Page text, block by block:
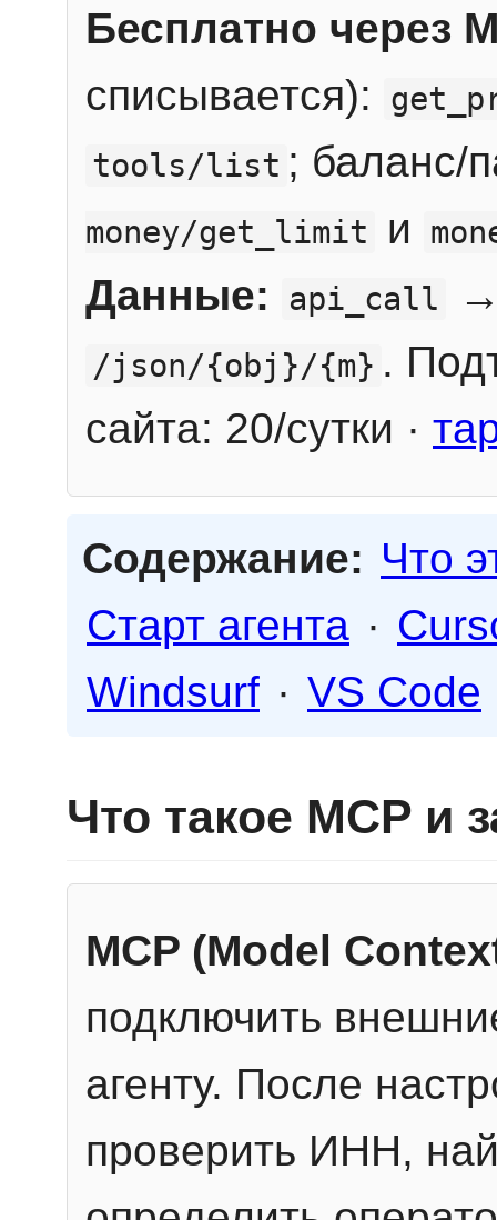
Бесплатно через
списывается):
tools/list ; баланс/
money/get_limit и
Данные: api_call
/json/{obj}/{m} .
сайта: 20/сутки ·
Содержание: Что
Старт агента ·
Windsurf · VS Code
Что такое MCP и
MCP (Model
подключить
агенту. После
проверить ИНН,